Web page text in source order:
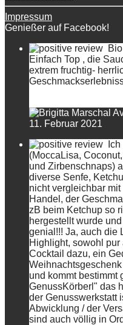
Impressum
Genießer auf Facebook!
Einfach Top , die
extrem fruchtig-
11. Februar 2021
(MoccaLisa,
und Zirbenschnaps)
diverse Senfe,
nicht vergleichbar
Handel, der
zB beim Ketchup so
hergestellt wurde
genial!!! Ja, auch die
Highlight, sowohl
Cocktail dazu, ein
und kommt bestimmt
GenussKörberl" das
der Genusswerkstatt
Abwicklung / der
sind auch völlig in